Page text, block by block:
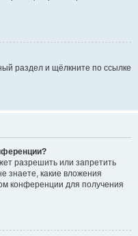
раздел и щёлкните по ссылке
разрешить или запретить
знаете, какие вложения
конференции для получения